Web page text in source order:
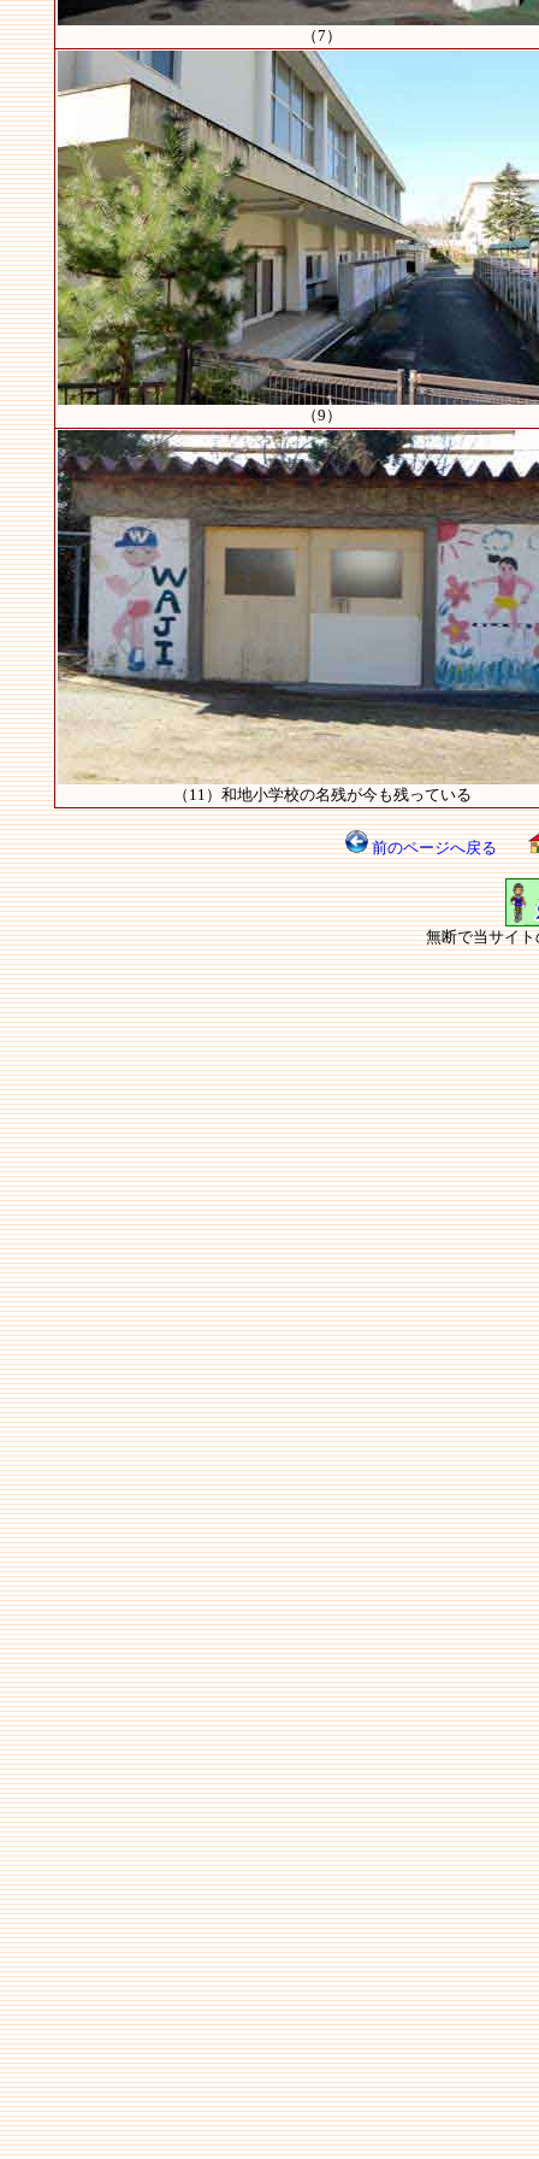
（7）
（9）
（11）和地小学校の名残が今も残っている
前のページへ戻る
無断で当サイ